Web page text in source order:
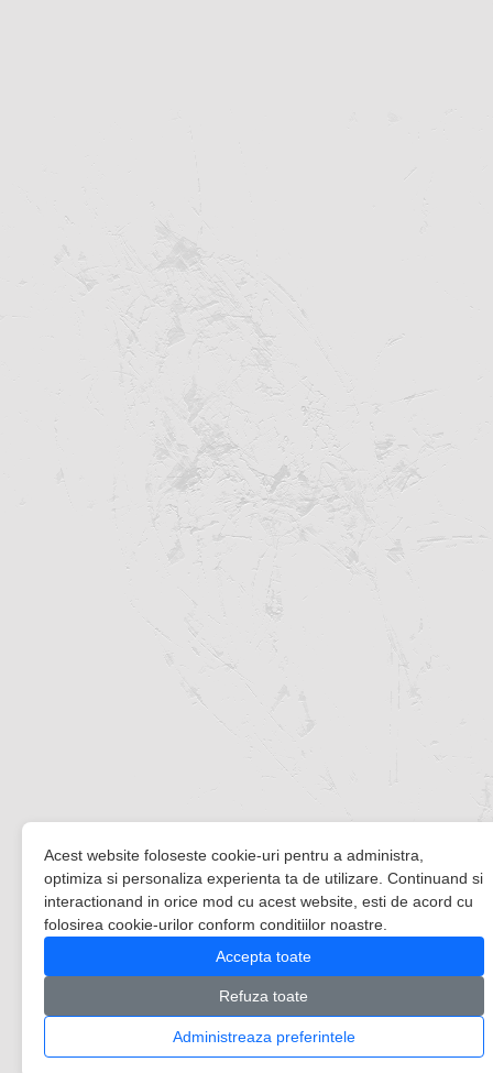
Acest website foloseste cookie-uri pentru a administra,
optimiza si personaliza experienta ta de utilizare. Continuand si
interactionand in orice mod cu acest website, esti de acord cu
folosirea cookie-urilor conform conditiilor noastre.
Accepta toate
Refuza toate
Administreaza preferintele